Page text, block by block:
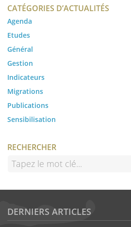
CATÉGORIES D’ACTUALITÉS
Agenda
Etudes
Général
Gestion
Indicateurs
Migrations
Publications
Sensibilisation
RECHERCHER
DERNIERS ARTICLES